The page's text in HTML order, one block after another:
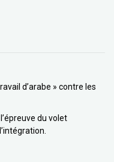
d’arabe » contre les
du volet